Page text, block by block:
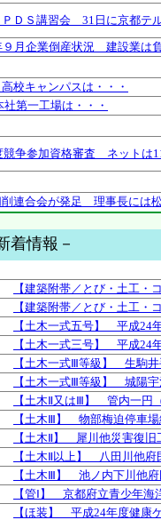
ＰＤＳ講習会 31日に京都テ
９月企業倒産状況 建設業は
校キャンパスは・・・
第一工場は・・・
競争参加資格審査 ネットは
削連合会が発足 理事長には
情報－
【建築附帯／とび・土工
【建築附帯／とび・土工
【土木一式五号】 平成24
【土木一式三号】 平成24
【土木一式Ⅲ等級】 生駒
【土木一式Ⅲ等級】 城陽
【土木Ⅱ又はⅢ】 管内一円
【土木Ⅲ】 物部梅迫停車
【土木Ⅱ】 犀川他災害復
【土木Ⅱ以上】 八田川他
【土木Ⅲ】 池ノ内下川他
【管Ⅰ】 京都府立青少年海
【ほ装】 平成24年度健康